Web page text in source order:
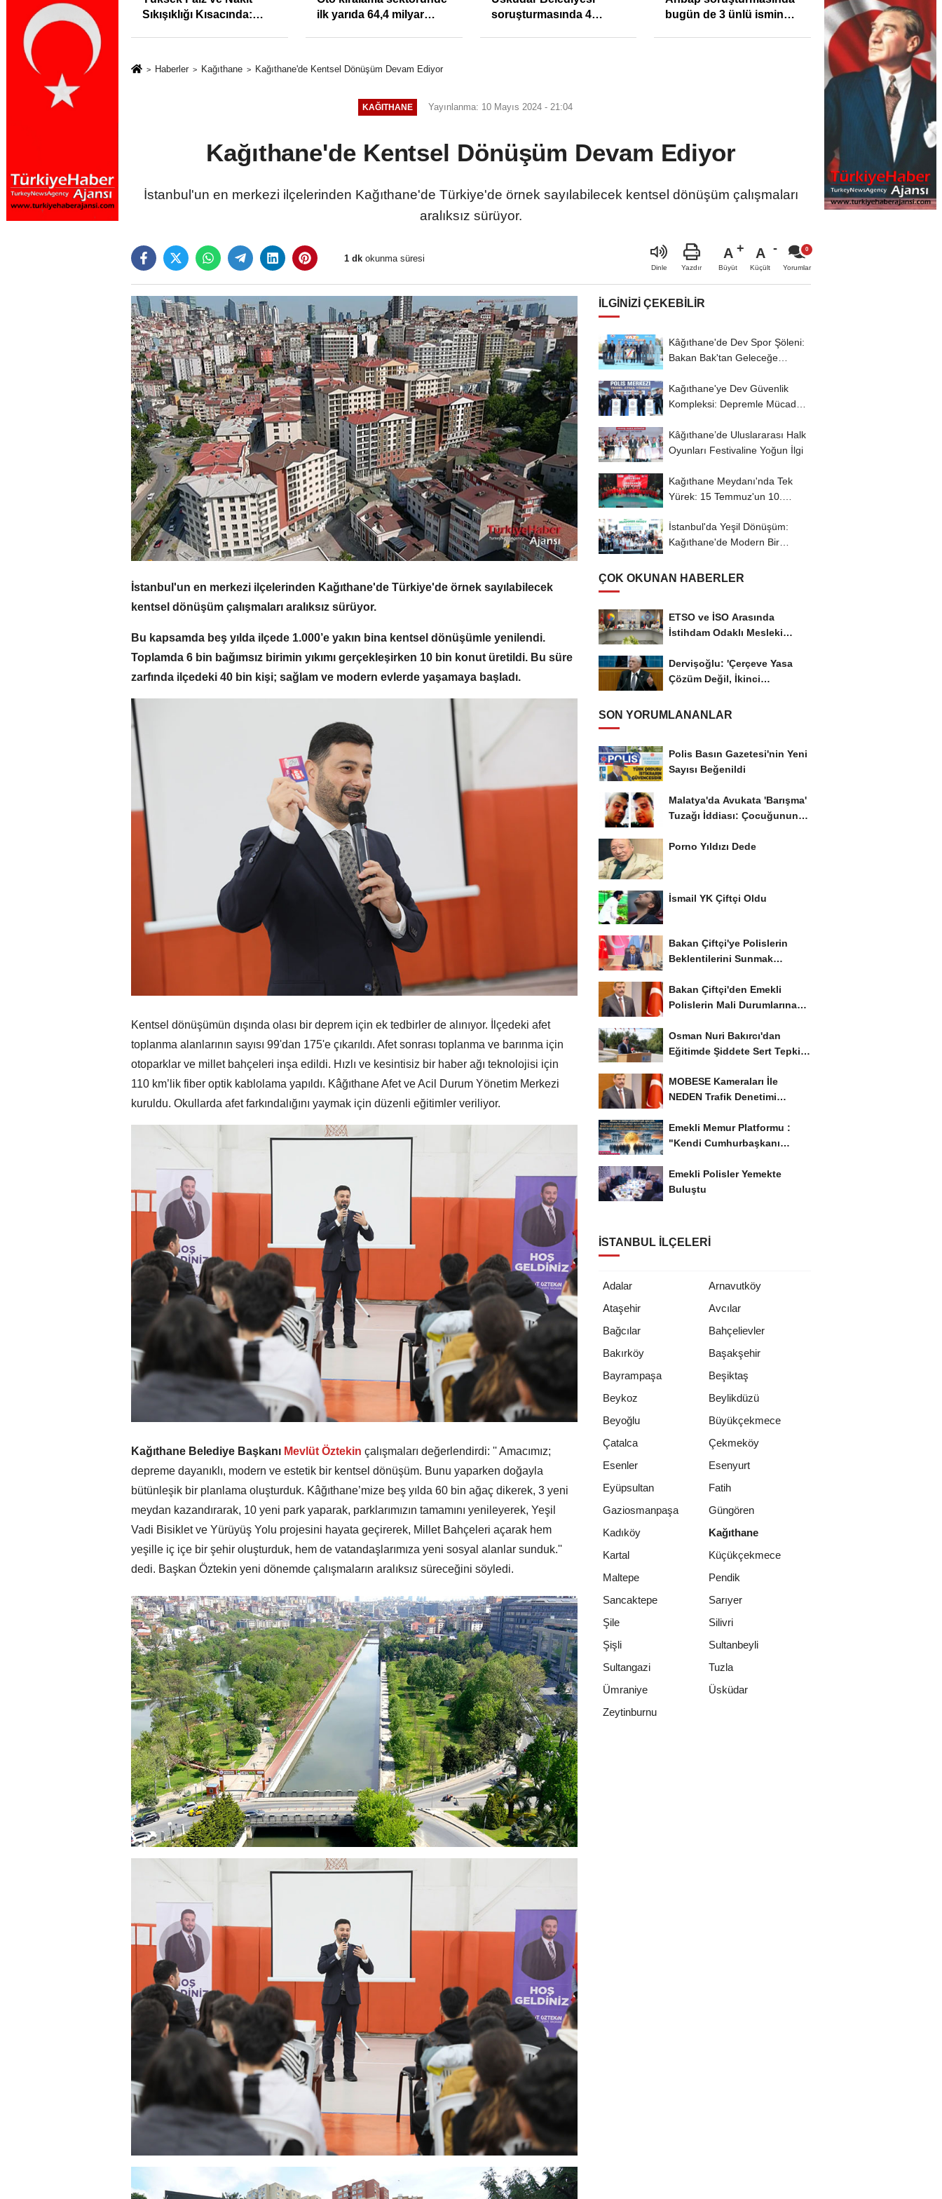
%31,75;
%50,49 olarak
Sıkışıklığı Kısacında:
ilk yarıda 64,4 milyar
soruşturmasında 4
bugün de 3 ünlü ismin
Haberler Kağıthane Kağıthane'de Kentsel Dönüşüm Devam Ediyor
KAĞITHANE Yayınlanma: 10 Mayıs 2024 - 21:04
Kağıthane'de Kentsel Dönüşüm Devam Ediyor
İstanbul'un en merkezi ilçelerinden Kağıthane'de Türkiye'de örnek sayılabilecek kentsel dönüşüm çalışmaları
aralıksız sürüyor.
1 dk okunma süresi
Dinle Yazdır
A
Büyüt
A
Küçült Yorumlar
İstanbul'un en merkezi ilçelerinden Kağıthane'de Türkiye'de örnek sayılabilecek
kentsel dönüşüm çalışmaları aralıksız sürüyor.
Bu kapsamda beş yılda ilçede 1.000’e yakın bina kentsel dönüşümle yenilendi.
Toplamda 6 bin bağımsız birimin yıkımı gerçekleşirken 10 bin konut üretildi. Bu süre
zarfında ilçedeki 40 bin kişi; sağlam ve modern evlerde yaşamaya başladı.
Kentsel dönüşümün dışında olası bir deprem için ek tedbirler de alınıyor. İlçedeki afet
toplanma alanlarının sayısı 99'dan 175'e çıkarıldı. Afet sonrası toplanma ve barınma için
otoparklar ve millet bahçeleri inşa edildi. Hızlı ve kesintisiz bir haber ağı teknolojisi için
110 km’lik fiber optik kablolama yapıldı. Kâğıthane Afet ve Acil Durum Yönetim Merkezi
kuruldu. Okullarda afet farkındalığını yaymak için düzenli eğitimler veriliyor.
Kağıthane Belediye Başkanı Mevlüt Öztekin çalışmaları değerlendirdi: '' Amacımız;
depreme dayanıklı, modern ve estetik bir kentsel dönüşüm. Bunu yaparken doğayla
bütünleşik bir planlama oluşturduk. Kâğıthane’mize beş yılda 60 bin ağaç dikerek, 3 yeni
meydan kazandırarak, 10 yeni park yaparak, parklarımızın tamamını yenileyerek, Yeşil
Vadi Bisiklet ve Yürüyüş Yolu projesini hayata geçirerek, Millet Bahçeleri açarak hem
yeşille iç içe bir şehir oluşturduk, hem de vatandaşlarımıza yeni sosyal alanlar sunduk.''
dedi. Başkan Öztekin yeni dönemde çalışmaların aralıksız süreceğini söyledi.
İLGINIZI ÇEKEBILIR
Kâğıthane'de Dev Spor Şöleni:
Bakan Bak'tan Geleceğe
Kağıthane'ye Dev Güvenlik
Kompleksi: Depremle Mücadele
Kâğıthane’de Uluslararası Halk
Oyunları Festivaline Yoğun İlgi
Kağıthane Meydanı'nda Tek
Yürek: 15 Temmuz'un 10.
İstanbul'da Yeşil Dönüşüm:
Kağıthane'de Modern Bir
ÇOK OKUNAN HABERLER
ETSO ve İSO Arasında
İstihdam Odaklı Mesleki
Dervişoğlu: 'Çerçeve Yasa
Çözüm Değil, İkinci
SON YORUMLANANLAR
Polis Basın Gazetesi'nin Yeni
Sayısı Beğenildi
Malatya'da Avukata 'Barışma'
Tuzağı İddiası: Çocuğunun
Porno Yıldızı Dede
İsmail YK Çiftçi Oldu
Bakan Çiftçi'ye Polislerin
Beklentilerini Sunmak
Bakan Çiftçi'den Emekli
Polislerin Mali Durumlarına
Osman Nuri Bakırcı'dan
Eğitimde Şiddete Sert Tepki:
MOBESE Kameraları İle
NEDEN Trafik Denetimi
Emekli Memur Platformu :
"Kendi Cumhurbaşkanı
Emekli Polisler Yemekte
Buluştu
İSTANBUL İLÇELERI
Adalar
Arnavutköy
Ataşehir
Avcılar
Bağcılar
Bahçelievler
Bakırköy
Başakşehir
Bayrampaşa
Beşiktaş
Beykoz
Beylikdüzü
Beyoğlu
Büyükçekmece
Çatalca
Çekmeköy
Esenler
Esenyurt
Eyüpsultan
Fatih
Gaziosmanpaşa
Güngören
Kadıköy
Kağıthane
Kartal
Küçükçekmece
Maltepe
Pendik
Sancaktepe
Sarıyer
Şile
Silivri
Şişli
Sultanbeyli
Sultangazi
Tuzla
Ümraniye
Üsküdar
Zeytinburnu